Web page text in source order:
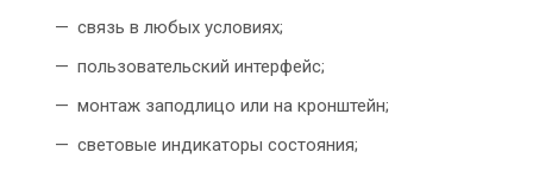
связь в любых условиях;
пользовательский интерфейс;
монтаж заподлицо или на кронштейн;
световые индикаторы состояния;